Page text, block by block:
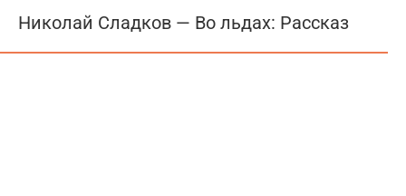
Николай Сладков — Во льдах: Рассказ